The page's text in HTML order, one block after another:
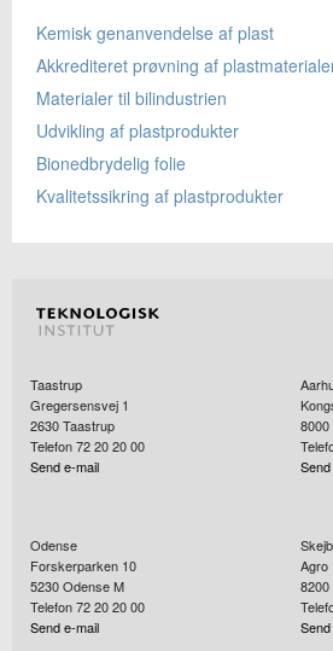
Kemisk genanvendelse af plast
Akkrediteret prøvning af
Materialer til bilindustrien
Udvikling af plastprodukter
Bionedbrydelig folie
Kvalitetssikring af plastprodukter
Taastrup
Gregersensvej 1
2630Taastrup
Telefon 72 20 20 00
Send e-mail
8000
Odense
Forskerparken 10
5230Odense M
Telefon 72 20 20 00
Send e-mail
Agro
8200